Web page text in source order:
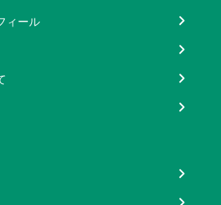
ィール